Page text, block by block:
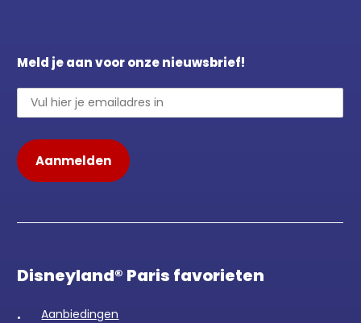
Meld je aan voor onze nieuwsbrief!
Disneyland® Paris favorieten
Aanbiedingen